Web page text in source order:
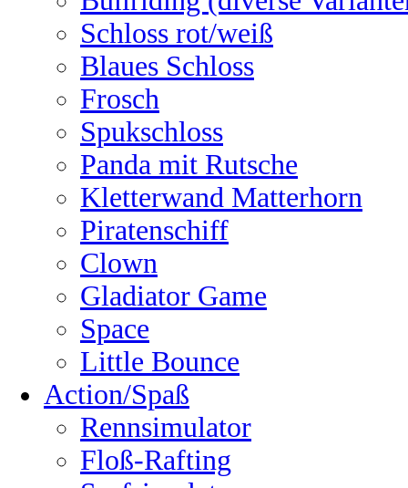
Schloss rot/weiß
Blaues Schloss
Frosch
Spukschloss
Panda mit Rutsche
Kletterwand Matterhorn
Piratenschiff
Clown
Gladiator Game
Space
Little Bounce
Action/Spaß
Rennsimulator
Floß-Rafting